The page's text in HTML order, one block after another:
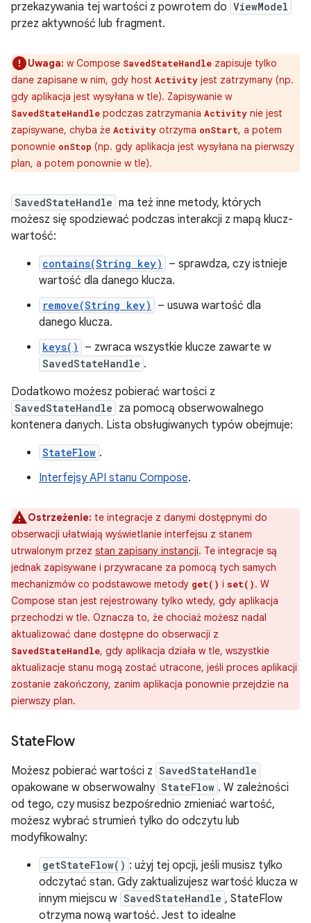
przekazywania tej wartości z powrotem do ViewModel
przez aktywność lub fragment.
Uwaga: w Compose SavedStateHandle zapisuje tylko
dane zapisane w nim, gdy host Activity jest zatrzymany (np.
gdy aplikacja jest wysyłana w tle). Zapisywanie w
SavedStateHandle podczas zatrzymania Activity nie jest
zapisywane, chyba że Activity otrzyma onStart, a potem
ponownie onStop (np. gdy aplikacja jest wysyłana na pierwszy
plan, a potem ponownie w tle).
SavedStateHandle ma też inne metody, których
możesz się spodziewać podczas interakcji z mapą klucz-
wartość:
contains(String key)
– sprawdza, czy istnieje
wartość dla danego klucza.
remove(String key)
– usuwa wartość dla
danego klucza.
keys() – zwraca wszystkie klucze zawarte w
SavedStateHandle .
Dodatkowo możesz pobierać wartości z
SavedStateHandle za pomocą obserwowalnego
kontenera danych. Lista obsługiwanych typów obejmuje:
StateFlow .
Interfejsy API stanu Compose.
Ostrzeżenie: te integracje z danymi dostępnymi do
obserwacji ułatwiają wyświetlanie interfejsu z stanem
utrwalonym przez stan zapisany instancji. Te integracje są
jednak zapisywane i przywracane za pomocą tych samych
mechanizmów co podstawowe metody get() i set(). W
Compose stan jest rejestrowany tylko wtedy, gdy aplikacja
przechodzi w tle. Oznacza to, że chociaż możesz nadal
aktualizować dane dostępne do obserwacji z
SavedStateHandle, gdy aplikacja działa w tle, wszystkie
aktualizacje stanu mogą zostać utracone, jeśli proces aplikacji
zostanie zakończony, zanim aplikacja ponownie przejdzie na
pierwszy plan.
StateFlow
Możesz pobierać wartości z SavedStateHandle
opakowane w obserwowalny StateFlow . W zależności
od tego, czy musisz bezpośrednio zmieniać wartość,
możesz wybrać strumień tylko do odczytu lub
modyfikowalny:
getStateFlow() : użyj tej opcji, jeśli musisz tylko
odczytać stan. Gdy zaktualizujesz wartość klucza w
innym miejscu w SavedStateHandle , StateFlow
otrzyma nową wartość. Jest to idealne